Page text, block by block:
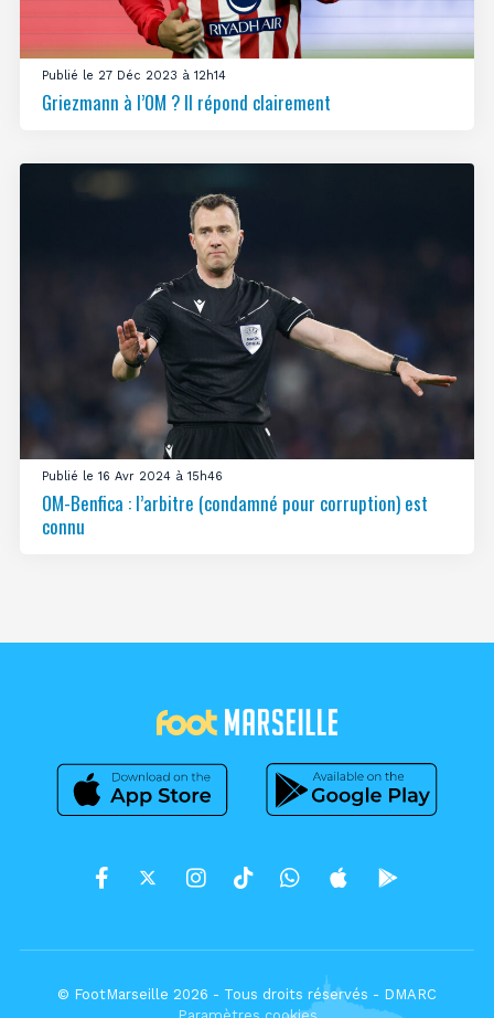
Publié le 27 Déc 2023 à 12h14
Griezmann à l’OM ? Il répond clairement
Publié le 16 Avr 2024 à 15h46
OM-Benfica : l’arbitre (condamné pour corruption) est
connu
© FootMarseille 2026 - Tous droits réservés - DMARC